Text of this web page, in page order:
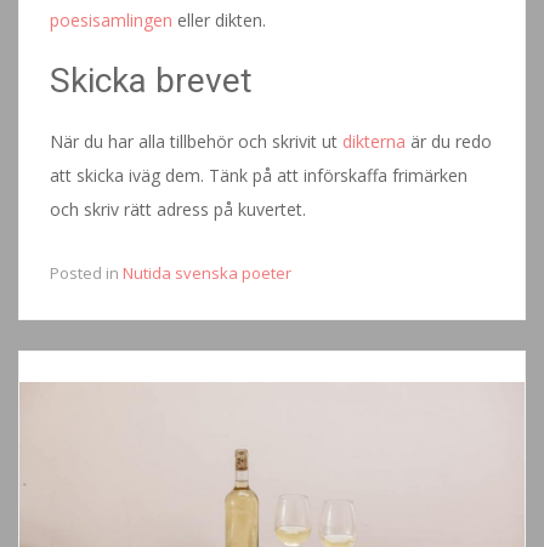
poesisamlingen eller dikten.
Skicka brevet
När du har alla tillbehör och skrivit ut dikterna är du redo
att skicka iväg dem. Tänk på att införskaffa frimärken
och skriv rätt adress på kuvertet.
Posted in Nutida svenska poeter